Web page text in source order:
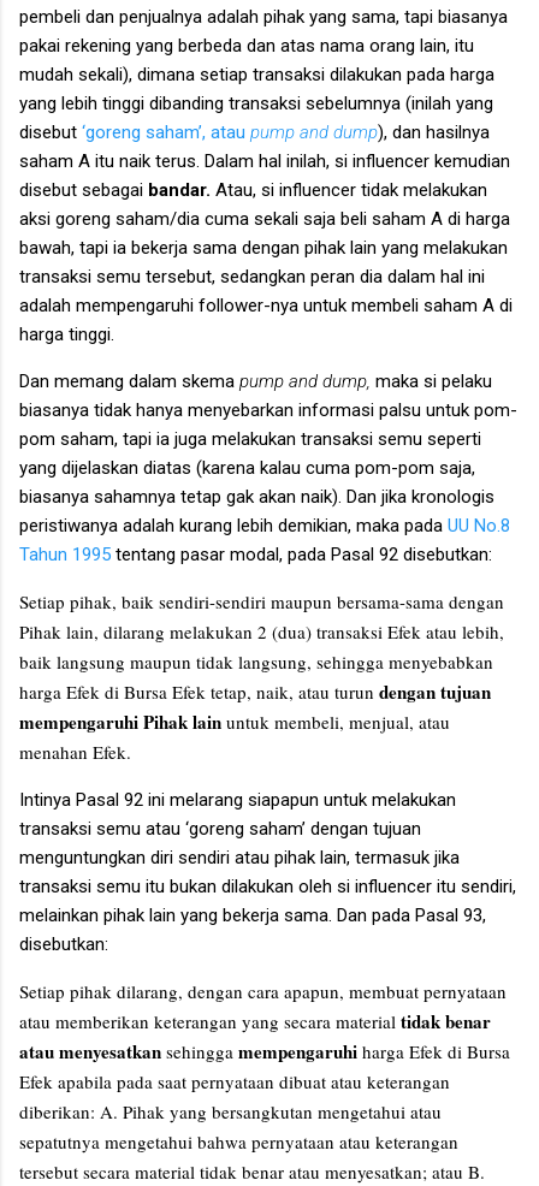
pembeli dan penjualnya adalah pihak yang sama, tapi biasanya
pakai rekening yang berbeda dan atas nama orang lain, itu
mudah sekali), dimana setiap transaksi dilakukan pada harga
yang lebih tinggi dibanding transaksi sebelumnya (inilah yang
disebut ‘goreng saham’, atau pump and dump), dan hasilnya
saham A itu naik terus. Dalam hal inilah, si influencer kemudian
disebut sebagai bandar. Atau, si influencer tidak melakukan
aksi goreng saham/dia cuma sekali saja beli saham A di harga
bawah, tapi ia bekerja sama dengan pihak lain yang melakukan
transaksi semu tersebut, sedangkan peran dia dalam hal ini
adalah mempengaruhi follower-nya untuk membeli saham A di
harga tinggi.
Dan memang dalam skema pump and dump, maka si pelaku
biasanya tidak hanya menyebarkan informasi palsu untuk pom-
pom saham, tapi ia juga melakukan transaksi semu seperti
yang dijelaskan diatas (karena kalau cuma pom-pom saja,
biasanya sahamnya tetap gak akan naik). Dan jika kronologis
peristiwanya adalah kurang lebih demikian, maka pada UU No.8
Tahun 1995 tentang pasar modal, pada Pasal 92 disebutkan:
Setiap pihak, baik sendiri-sendiri maupun bersama-sama dengan
Pihak lain, dilarang melakukan 2 (dua) transaksi Efek atau lebih,
baik langsung maupun tidak langsung, sehingga menyebabkan
harga Efek di Bursa Efek tetap, naik, atau turun dengan tujuan
mempengaruhi Pihak lain untuk membeli, menjual, atau
menahan Efek.
Intinya Pasal 92 ini melarang siapapun untuk melakukan
transaksi semu atau ‘goreng saham’ dengan tujuan
menguntungkan diri sendiri atau pihak lain, termasuk jika
transaksi semu itu bukan dilakukan oleh si influencer itu sendiri,
melainkan pihak lain yang bekerja sama. Dan pada Pasal 93,
disebutkan:
Setiap pihak dilarang, dengan cara apapun, membuat pernyataan
atau memberikan keterangan yang secara material tidak benar
atau menyesatkan sehingga mempengaruhi harga Efek di Bursa
Efek apabila pada saat pernyataan dibuat atau keterangan
diberikan: A. Pihak yang bersangkutan mengetahui atau
sepatutnya mengetahui bahwa pernyataan atau keterangan
tersebut secara material tidak benar atau menyesatkan; atau B.